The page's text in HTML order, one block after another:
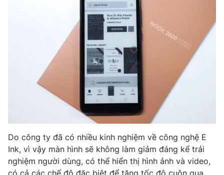
Do công ty đã có nhiều kinh nghiệm về công nghệ E
Ink, vì vậy màn hình sẽ không làm giảm đáng kể trải
nghiệm người dùng, có thể hiển thị hình ảnh và video,
có cả các chế độ đặc biệt để tăng tốc độ cuộn qua